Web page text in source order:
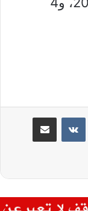
مشاركة عبر البريد